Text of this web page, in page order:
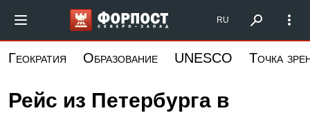
основному
Форпост Северо-Запад
RU
Геократия Образование UNESCO Точка
Рейс из Петербурга в